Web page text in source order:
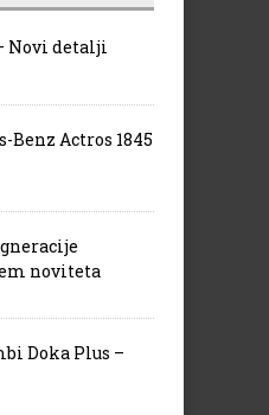
Novi detalji
Benz Actros 1845
noviteta
Doka Plus –